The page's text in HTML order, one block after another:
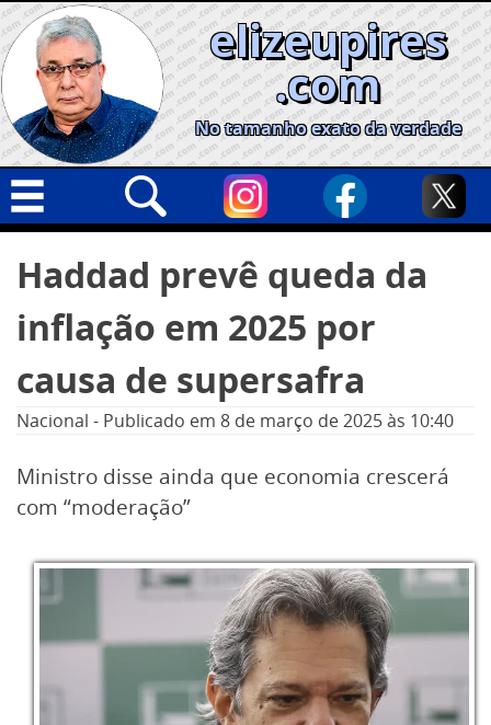
Skip
to
content
elizeupires
.com
No tamanho exato da verdade
Geral
Cidades
Informe especial
por:
Haddad prevê queda da
inflação em 2025 por
causa de supersafra
Nacional - Publicado em 8 de março de 2025às 10:40
Ministro disse ainda que economia crescerá
com “moderação”